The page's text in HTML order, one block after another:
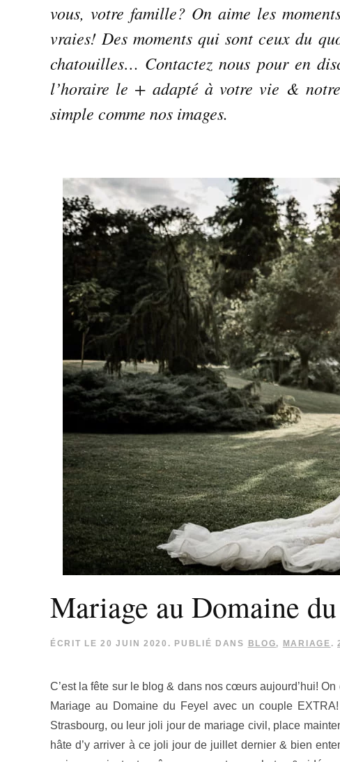
vous, votre famille? On aime les
vraies! Des moments qui sont ceux du
chatouilles… Contactez nous pour en
l’horaire le + adapté à votre vie &
simple comme nos images.
Mariage au Domaine
ÉCRIT LE20 JUIN 2020 . PUBLIÉ DANS BLOG, MARIAGE .
C’est la fête sur le blog & dans nos cœurs aujourd’hui!
Mariage au Domaine du Feyel avec un couple
Strasbourg, ou leur joli jour de mariage civil, place
hâte d’y arriver à ce joli jour de juillet dernier & bien